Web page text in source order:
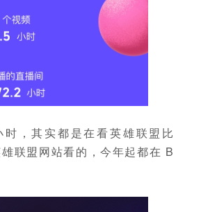
，其实都是在看英雄联盟比
联盟网站看的，今年起都在 B